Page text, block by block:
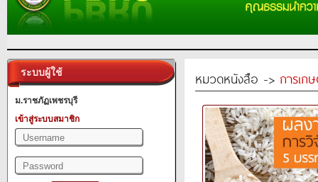
ระบบผู้ใช้
ม.ราชภัฏเพชรบุรี
เข้าสู่ระบบสมาชิก
หมวดหนังสือ -> การเก